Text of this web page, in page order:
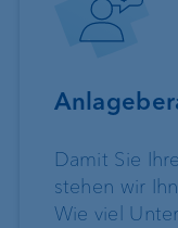
Damit Sie
stehen wir
Wie viel